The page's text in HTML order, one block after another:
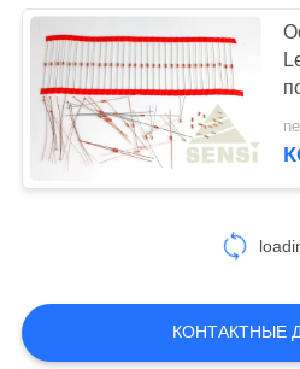
датчик
держателя
трубкиКОНТАКТНЫЕ